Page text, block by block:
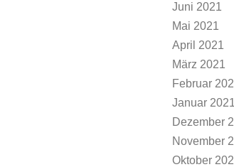
Juni 2021
Mai 2021
April 2021
März 2021
Februar
Januar 2021
Dezember
November
Oktober